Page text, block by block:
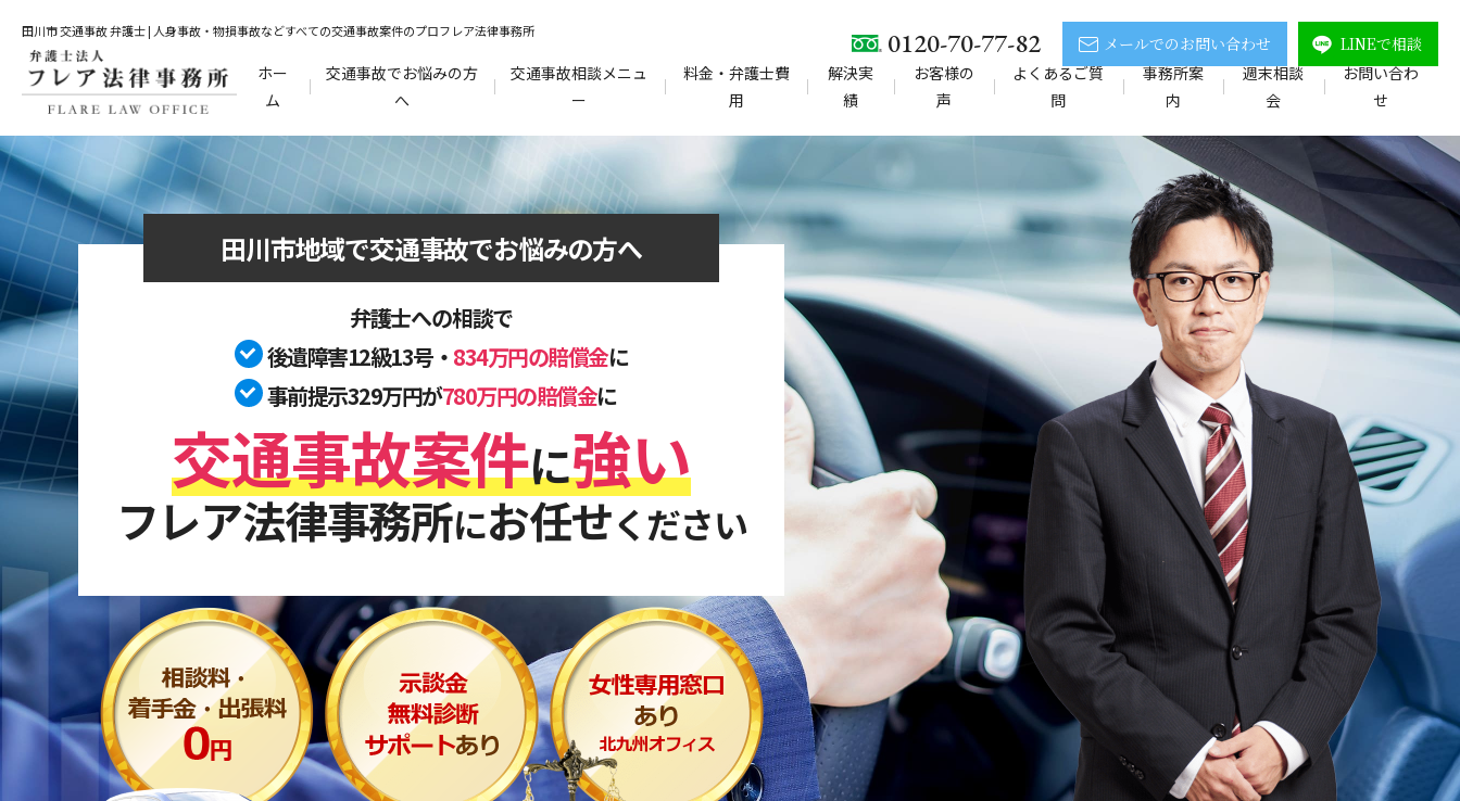
田川市 交通事故 弁護士 | 人身事故・物損事故などすべての交通事故案件のプロフレア法律事務所 0120-70-77-82 メールでのお問い合わせ
LINEで相談
ホー
ム
交通事故でお悩みの方
へ
交通事故相談メニュ
ー
料金・弁護士費
用
解決実
績
お客様の
声
よくあるご質
問
事務所案
内
週末相談
会
お問い合わ
せ
田川市地域で交通事故でお悩みの方へ
弁護士への相談で
後遺障害12級13号・ 834万円の賠償金に
事前提示329万円が780万円の賠償金に
交通事故案件に強い
フレア法律事務所にお任せください